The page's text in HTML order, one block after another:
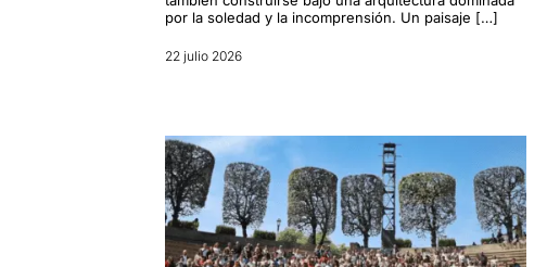
por la soledad y la incomprensión. Un paisaje […]
22 julio 2026